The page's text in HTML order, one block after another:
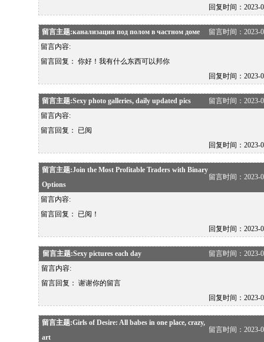
回复时间：2023-
留言主题:канализация под полом в частном доме
留言时间：2023-
留言内容:
留言回复： 你好！我有什么东西可以邦你
回复时间：2023-
留言主题:Sexy photo galleries, daily updated pics
留言时间：2023-
留言内容:
留言回复：
已阅
回复时间：2023-
留言主题:Join the Most Profitable Traders with Binary
Options
留言时间：2023-
留言内容:
留言回复：
已阅！
回复时间：2023-
留言主题:Sexy pictures each day
留言时间：2023-
留言内容:
留言回复： 谢谢你的留言
回复时间：2023-
留言主题:Girls of Desire: All babes in one place, crazy,
art
留言时间：2023-